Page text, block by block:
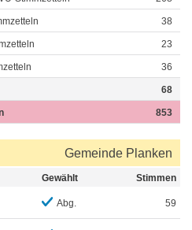
38
23
36
68
853
Gemeinde Planken
Gewählt Stimmen
Abg. 59